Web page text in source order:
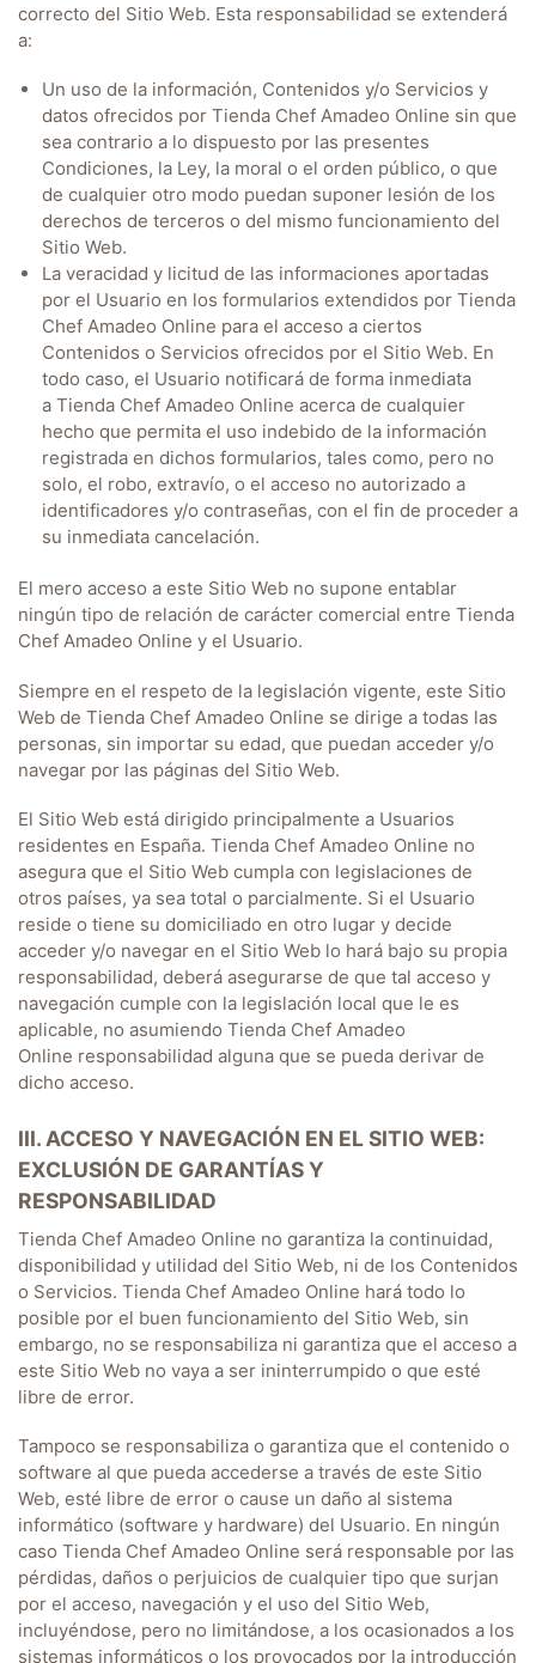
correcto del Sitio Web. Esta responsabilidad se extenderá
a:
Un uso de la información, Contenidos y/o Servicios y
datos ofrecidos por Tienda Chef Amadeo Online sin que
sea contrario a lo dispuesto por las presentes
Condiciones, la Ley, la moral o el orden público, o que
de cualquier otro modo puedan suponer lesión de los
derechos de terceros o del mismo funcionamiento del
Sitio Web.
La veracidad y licitud de las informaciones aportadas
por el Usuario en los formularios extendidos por Tienda
Chef Amadeo Online para el acceso a ciertos
Contenidos o Servicios ofrecidos por el Sitio Web. En
todo caso, el Usuario notificará de forma inmediata
a Tienda Chef Amadeo Online acerca de cualquier
hecho que permita el uso indebido de la información
registrada en dichos formularios, tales como, pero no
solo, el robo, extravío, o el acceso no autorizado a
identificadores y/o contraseñas, con el fin de proceder a
su inmediata cancelación.
El mero acceso a este Sitio Web no supone entablar
ningún tipo de relación de carácter comercial entre Tienda
Chef Amadeo Online y el Usuario.
Siempre en el respeto de la legislación vigente, este Sitio
Web de Tienda Chef Amadeo Online se dirige a todas las
personas, sin importar su edad, que puedan acceder y/o
navegar por las páginas del Sitio Web.
El Sitio Web está dirigido principalmente a Usuarios
residentes en España. Tienda Chef Amadeo Online no
asegura que el Sitio Web cumpla con legislaciones de
otros países, ya sea total o parcialmente. Si el Usuario
reside o tiene su domiciliado en otro lugar y decide
acceder y/o navegar en el Sitio Web lo hará bajo su propia
responsabilidad, deberá asegurarse de que tal acceso y
navegación cumple con la legislación local que le es
aplicable, no asumiendo Tienda Chef Amadeo
Online responsabilidad alguna que se pueda derivar de
dicho acceso.
III. ACCESO Y NAVEGACIÓN EN EL SITIO WEB:
EXCLUSIÓN DE GARANTÍAS Y
RESPONSABILIDAD
Tienda Chef Amadeo Online no garantiza la continuidad,
disponibilidad y utilidad del Sitio Web, ni de los Contenidos
o Servicios. Tienda Chef Amadeo Online hará todo lo
posible por el buen funcionamiento del Sitio Web, sin
embargo, no se responsabiliza ni garantiza que el acceso a
este Sitio Web no vaya a ser ininterrumpido o que esté
libre de error.
Tampoco se responsabiliza o garantiza que el contenido o
software al que pueda accederse a través de este Sitio
Web, esté libre de error o cause un daño al sistema
informático (software y hardware) del Usuario. En ningún
caso Tienda Chef Amadeo Online será responsable por las
pérdidas, daños o perjuicios de cualquier tipo que surjan
por el acceso, navegación y el uso del Sitio Web,
incluyéndose, pero no limitándose, a los ocasionados a los
sistemas informáticos o los provocados por la introducción